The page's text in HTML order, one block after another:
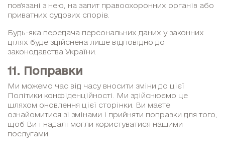
пов’язані з нею, на запит правоохоронних органів або
приватних судових спорів.
Будь-яка передача персональних даних у законних
цілях буде здійснена лише відповідно до
законодавства України.
11. Поправки
Ми можемо час від часу вносити зміни до цієї
Політики конфіденційності. Ми здійснюємо це
шляхом оновлення цієї сторінки. Ви маєте
ознайомитися зі змінами і прийняти поправки для того,
щоб Ви і надалі могли користуватися нашими
послугами.